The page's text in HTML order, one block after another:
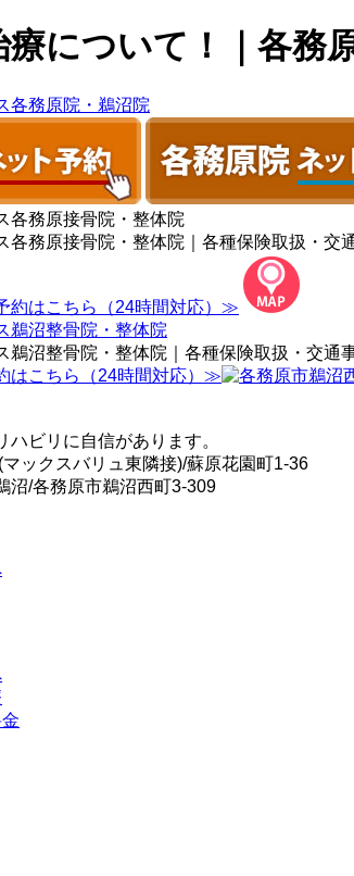
療について！｜各務
ックスバリュ東隣接)/蘇原花園町1-36
沼/各務原市鵜沼西町3-309